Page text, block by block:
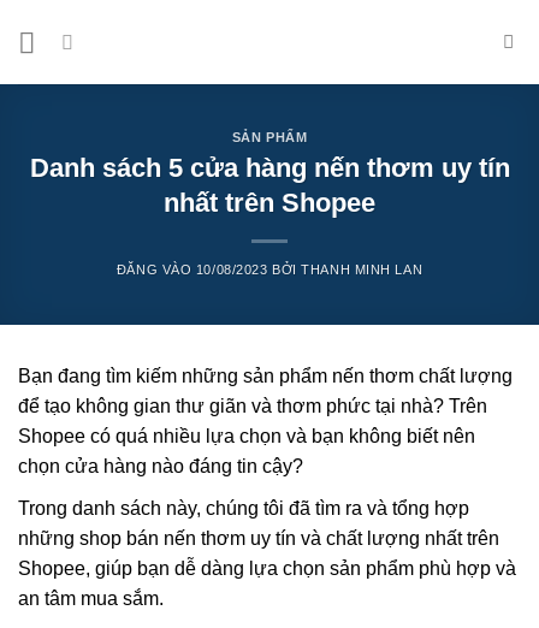
SẢN PHẨM
Danh sách 5 cửa hàng nến thơm uy tín
nhất trên Shopee
ĐĂNG VÀO 10/08/2023 BỞITHANH MINH LAN
Bạn đang tìm kiếm những sản phẩm nến thơm chất lượng
để tạo không gian thư giãn và thơm phức tại nhà? Trên
Shopee có quá nhiều lựa chọn và bạn không biết nên
chọn cửa hàng nào đáng tin cậy?
Trong danh sách này, chúng tôi đã tìm ra và tổng hợp
những shop bán nến thơm uy tín và chất lượng nhất trên
Shopee, giúp bạn dễ dàng lựa chọn sản phẩm phù hợp và
an tâm mua sắm.